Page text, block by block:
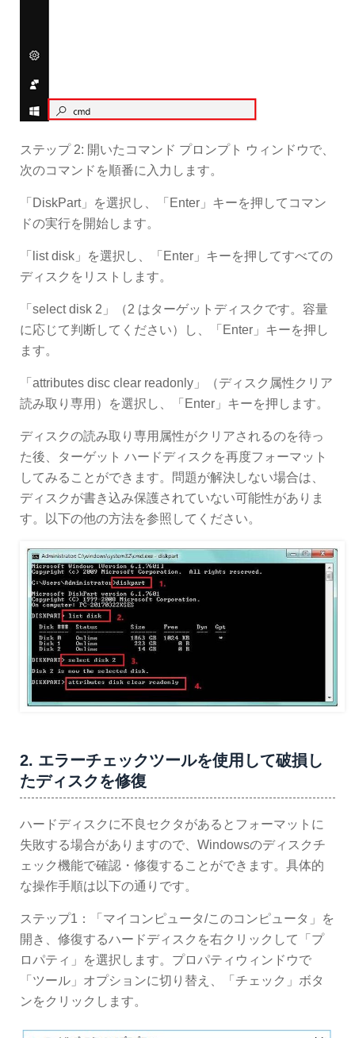
ステップ 2: 開いたコマンド プロンプト ウィンドウで、
次のコマンドを順番に入力します。
「DiskPart」を選択し、「Enter」キーを押してコマン
ドの実行を開始します。
「list disk」を選択し、「Enter」キーを押してすべての
ディスクをリストします。
「select disk 2」（2 はターゲットディスクです。容量
に応じて判断してください）し、「Enter」キーを押し
ます。
「attributes disc clear readonly」（ディスク属性クリア
読み取り専用）を選択し、「Enter」キーを押します。
ディスクの読み取り専用属性がクリアされるのを待っ
た後、ターゲット ハードディスクを再度フォーマット
してみることができます。問題が解決しない場合は、
ディスクが書き込み保護されていない可能性がありま
す。以下の他の方法を参照してください。
2. エラーチェックツールを使用して破損し
たディスクを修復
ハードディスクに不良セクタがあるとフォーマットに
失敗する場合がありますので、Windowsのディスクチ
ェック機能で確認・修復することができます。具体的
な操作手順は以下の通りです。
ステップ1：「マイコンピュータ/このコンピュータ」を
開き、修復するハードディスクを右クリックして「プ
ロパティ」を選択します。プロパティウィンドウで
「ツール」オプションに切り替え、「チェック」ボタ
ンをクリックします。